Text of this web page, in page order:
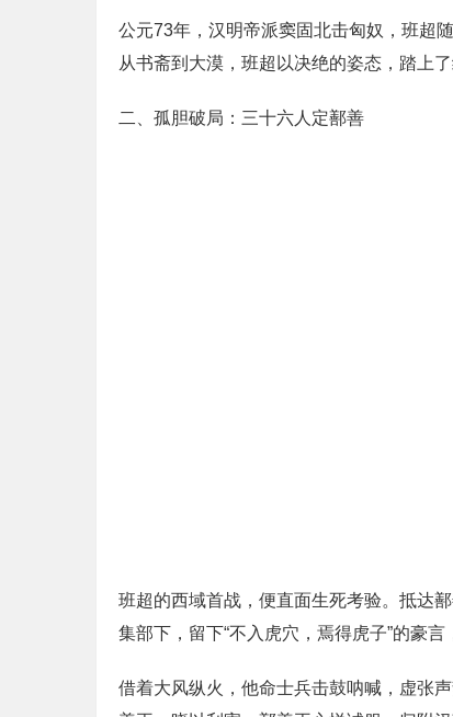
公元73年，汉明帝派窦固北击匈奴，班超
从书斋到大漠，班超以决绝的姿态，踏上
二、孤胆破局：三十六人定鄯善
班超的西域首战，便直面生死考验。抵达
集部下，留下“不入虎穴，焉得虎子”的豪
借着大风纵火，他命士兵击鼓呐喊，虚张